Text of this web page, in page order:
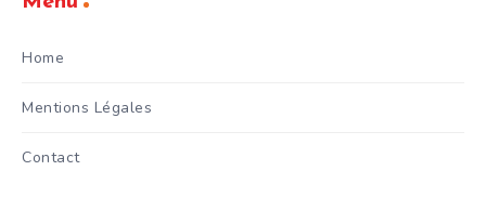
Home
Mentions Légales
Contact